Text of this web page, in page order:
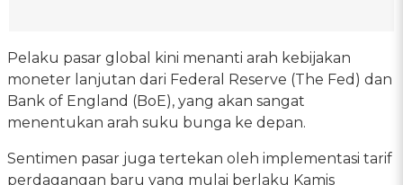
Pelaku pasar global kini menanti arah kebijakan
moneter lanjutan dari Federal Reserve (The Fed) dan
Bank of England (BoE), yang akan sangat
menentukan arah suku bunga ke depan.
Sentimen pasar juga tertekan oleh implementasi tarif
perdagangan baru yang mulai berlaku Kamis